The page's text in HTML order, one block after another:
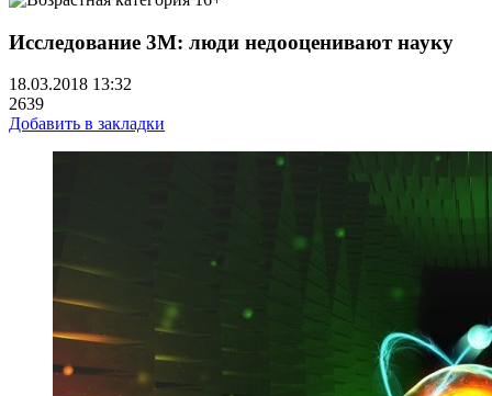
Исследование 3М: люди недооценивают науку
18.03.2018 13:32
2639
Добавить в закладки